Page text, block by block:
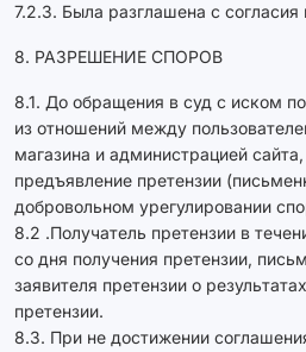
7.2.3. Была разглашена с согласия
8. РАЗРЕШЕНИЕ СПОРОВ
8.1. До обращения в суд с иском
из отношений между
магазина и администрацией
предъявление претензии
добровольном урегулировании
8.2 .Получатель претензии в
со дня получения претензии,
заявителя претензии о
претензии.
8.3. При не достижении